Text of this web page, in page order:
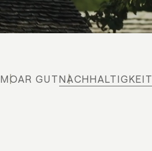
MOAR GUTNACHHALTIGKEIT